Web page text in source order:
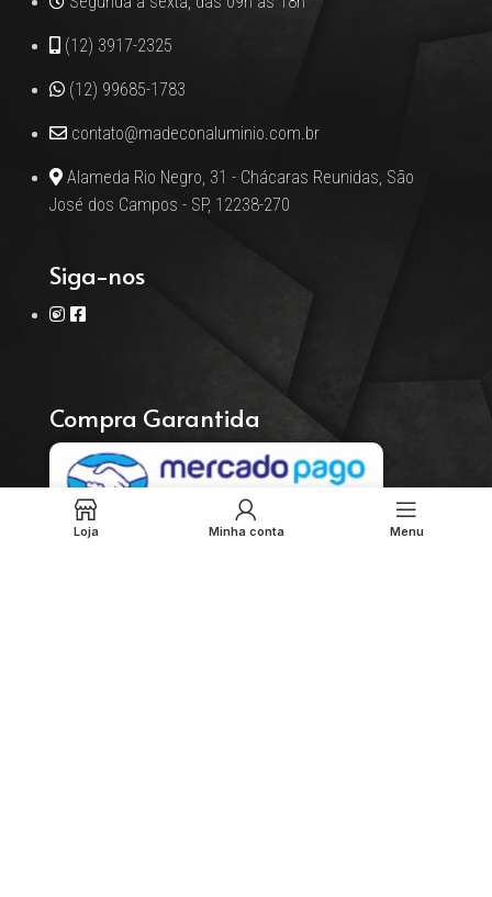
(12) 3917-2325
(12) 99685-1783
contato@madeconaluminio.com.br
Alameda Rio Negro, 31 - Chácaras Reunidas, São
José dos Campos - SP, 12238-270
Siga-nos
Compra Garantida
Loja Minha conta Menu